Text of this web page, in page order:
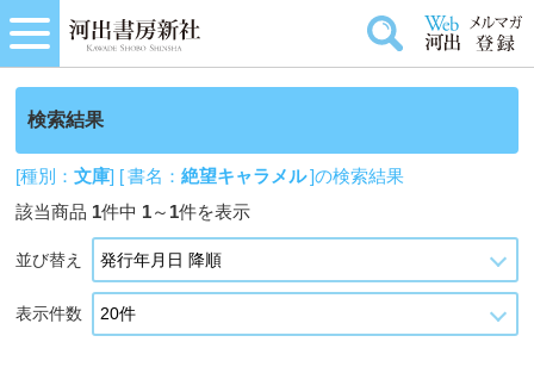
検索結果
[種別：文庫] [ 書名：絶望キャラメル]の検索結果
該当商品 1件中 1～ 1件を表示
並び替え
表示件数